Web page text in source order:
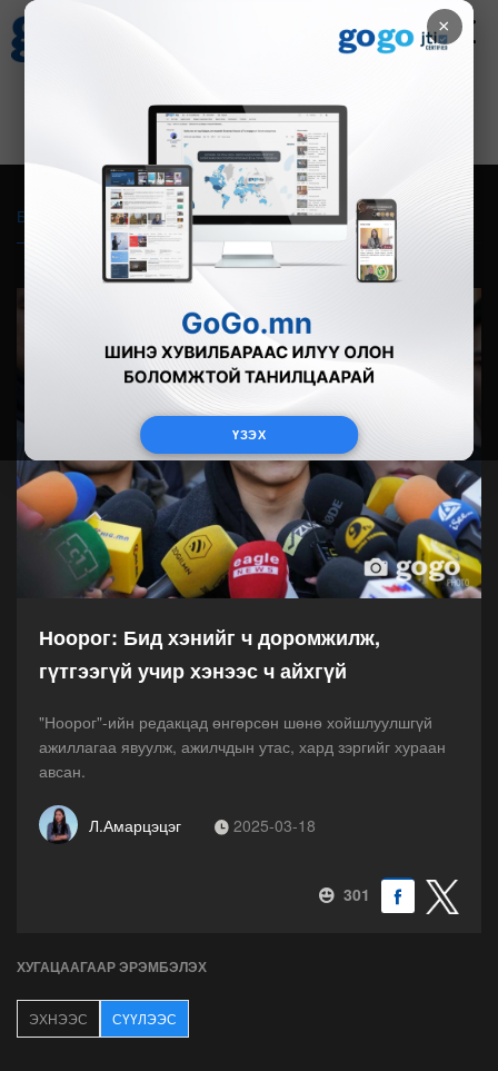
×
ҮЗЭХ
Зурхай
8.08
Бүгд Фото Видео Зурган өгүүлэмж
Ноорог: Бид хэнийг ч доромжилж,
гүтгээгүй учир хэнээс ч айхгүй
"Ноорог"-ийн редакцад өнгөрсөн шөнө хойшлуулшгүй
ажиллагаа явуулж, ажилчдын утас, хард зэргийг хураан
авсан.
Л.Амарцэцэг 2025-03-18
301
ХУГАЦААГААР ЭРЭМБЭЛЭХ
ЭХНЭЭС СҮҮЛЭЭС